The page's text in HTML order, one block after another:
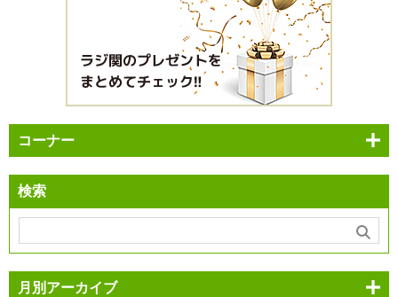
コーナー
検索
月別アーカイブ